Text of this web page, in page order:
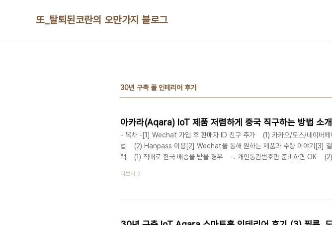
또_탈퇴된코란의 오만가지 블로그
30년 구축 풀 인테리어 후기
- 목차 -[1] Wechat 가입 후 판매자 ID 친구 추가 (1) 카카오/토스/네이버페
법 (2) Hanpass 이용[2] Wechat을 통해 원하는 제품과 수량 이야기[3] 결
택 (1) 직배로 한국 배송을 받을 경우 -. 개인통관번호만 준비하면 OK (2)
에 비하면 부족한 라인업에 직구를 하시는 분들이 많으실 겁니다. 중국 아카라
렴하게 구매하는 방법이 있어서 소개하고자 글을 올려봅니다..
더보기